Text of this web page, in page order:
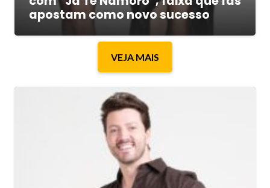
apostam como novo sucesso
VEJA MAIS